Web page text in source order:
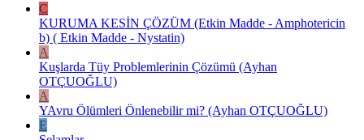
C
KURUMA KESİN ÇÖZÜM (Etkin Madde - Amphotericin
b) ( Etkin Madde - Nystatin)
A
Kuşlarda Tüy Problemlerinin Çözümü (Ayhan
OTÇUOĞLU)
A
YAvru Ölümleri Önlenebilir mi? (Ayhan OTÇUOĞLU)
E